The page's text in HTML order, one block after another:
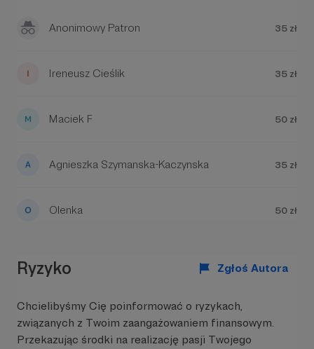
Aktualnie działamy już w ponad połowie Polski,
czyli w województwach:
Anonimowy Patron 35 zł
Ireneusz Cieślik 35 zł
Maciek F 50 zł
Agnieszka Szymanska-Kaczynska 35 zł
Olenka 50 zł
Ryzyko Zgłoś Autora
Chcielibyśmy Cię poinformować o ryzykach,
związanych z Twoim zaangażowaniem finansowym.
Przekazując środki na realizację pasji Twojego